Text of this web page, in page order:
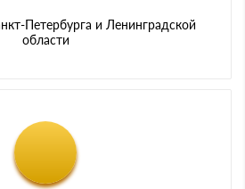
Петербурга и Ленинградской
области